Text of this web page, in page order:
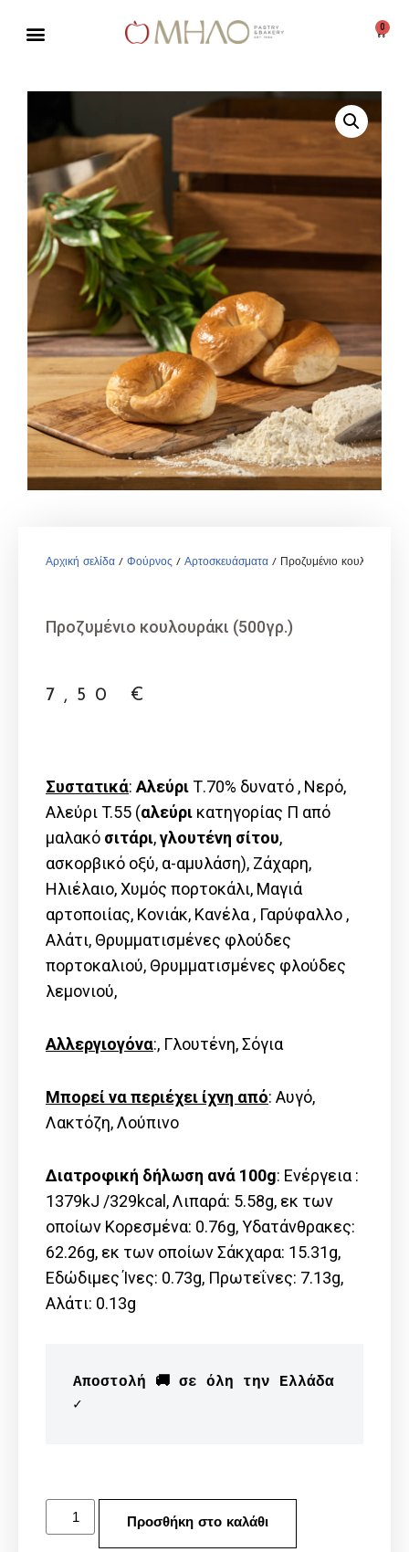
περιεχόμενο
0
Αρχική σελίδα / Φούρνος / Αρτοσκευάσματα / Προζυμένιο κουλουράκι
Προζυμένιο κουλουράκι (500γρ.)
7,50 €
Συστατικά: ΑλεύριΤ.70% δυνατό , Νερό,
Αλεύρι T.55 (αλεύρι κατηγορίας Π από
μαλακό σιτάρι,γλουτένη σίτου,
ασκορβικό οξύ, α-αμυλάση), Ζάχαρη,
Ηλιέλαιο, Χυμός πορτοκάλι, Μαγιά
αρτοποιίας, Κονιάκ, Κανέλα , Γαρύφαλλο ,
Αλάτι, Θρυμματισμένες φλούδες
πορτοκαλιού, Θρυμματισμένες φλούδες
λεμονιού,
Αλλεργιογόνα:, Γλουτένη, Σόγια
Μπορεί να περιέχει ίχνη από: Αυγό,
Λακτόζη, Λούπινο
Διατροφική δήλωση ανά 100g: Ενέργεια :
1379kJ /329kcal, Λιπαρά: 5.58g, εκ των
οποίων Kορεσμένα: 0.76g, Υδατάνθρακες:
62.26g, εκ των οποίων Σάκχαρα: 15.31g,
Εδώδιμες Ίνες: 0.73g, Πρωτεΐνες: 7.13g,
Αλάτι: 0.13g
Αποστολή 🚚 σε όλη την Ελλάδα
✓
Προσθήκη στο καλάθι